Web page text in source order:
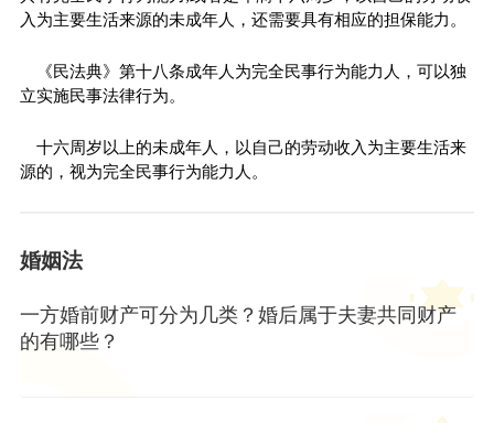
入为主要生活来源的未成年人，还需要具有相应的担保能力。
《民法典》第十八条成年人为完全民事行为能力人，可以独
立实施民事法律行为。
十六周岁以上的未成年人，以自己的劳动收入为主要生活来
源的，视为完全民事行为能力人。
婚姻法
一方婚前财产可分为几类？婚后属于夫妻共同财产
的有哪些？